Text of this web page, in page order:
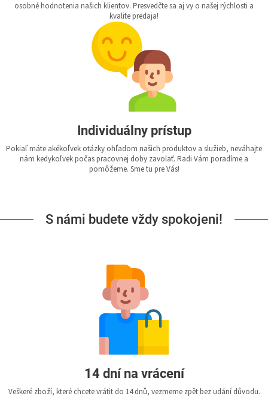
osobné hodnotenia našich klientov. Presvedčte sa aj vy o našej rýchlosti a
kvalite predaja!
Individuálny prístup
Pokiaľ máte akékoľvek otázky ohľadom našich produktov a služieb, neváhajte
nám kedykoľvek počas pracovnej doby zavolať. Radi Vám poradíme a
pomôžeme. Sme tu pre Vás!
S námi budete vždy spokojeni!
14 dní na vrácení
Veškeré zboží, které chcete vrátit do 14 dnů, vezmeme zpět bez udání důvodu.